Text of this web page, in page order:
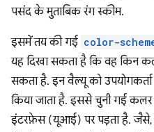
पसंद के मुताबिक रंग स्कीम.
इसमें तय की गई color-
यह दिखा सकता है कि वह किन
सकता है. इन वैल्यू को
किया जाता है. इससे चुनी गई
इंटरफ़ेस (यूआई) पर पड़ता है. जैसे,